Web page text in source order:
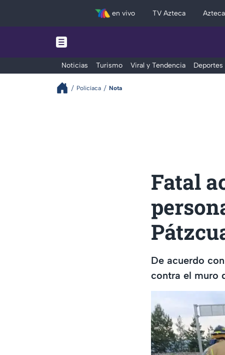
en vivo TV Azteca
Noticias Turismo Viral y Tendencia Deportes
Policíaca Nota
Fatal
De acuerdo
contra el muro